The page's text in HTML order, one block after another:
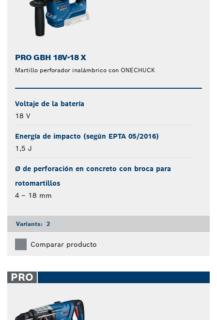
PRO GBH 18V-18 X
Martillo perforador inalámbrico con ONECHUCK
Voltaje de la batería
18 V
Energía de impacto (según EPTA 05/2016)
1,5 J
Ø de perforación en concreto con broca para
rotomartillos
4 – 18 mm
Variants: 2
Comparar producto
PRO